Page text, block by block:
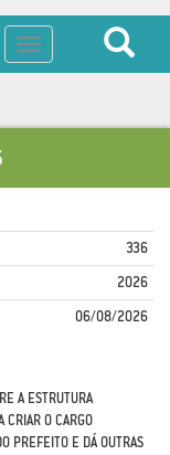
Toggle
navigation
336
2026
06/08/2026
A ESTRUTURA
CRIAR O CARGO
PREFEITO E DÁ OUTRAS